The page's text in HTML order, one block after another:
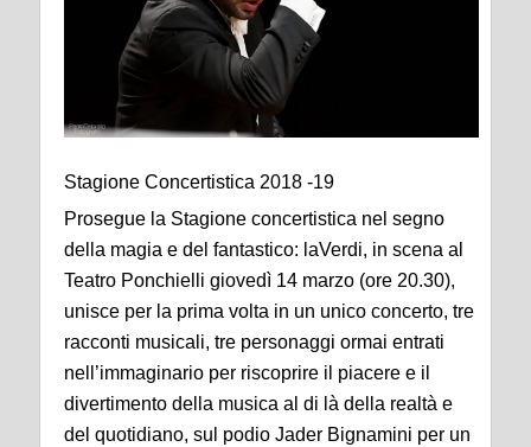
Stagione Concertistica 2018 -19
Prosegue la Stagione concertistica nel segno
della magia e del fantastico: laVerdi, in scena al
Teatro Ponchielli giovedì 14 marzo (ore 20.30),
unisce per la prima volta in un unico concerto, tre
racconti musicali, tre personaggi ormai entrati
nell’immaginario per riscoprire il piacere e il
divertimento della musica al di là della realtà e
del quotidiano, sul podio Jader Bignamini per un